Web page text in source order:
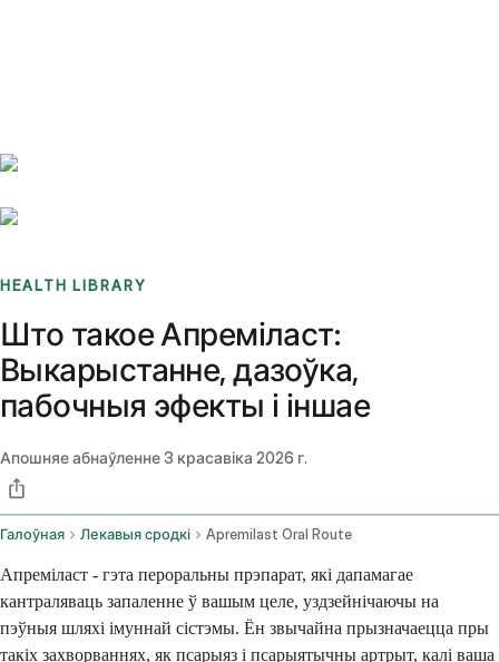
HEALTH LIBRARY
Што такое Апреміласт:
Выкарыстанне, дазоўка,
пабочныя эфекты і іншае
Апошняе абнаўленне3 красавіка 2026 г.
Галоўная Лекавыя сродкі Apremilast Oral Route
Апреміласт - гэта пероральны прэпарат, які дапамагае
кантраляваць запаленне ў вашым целе, уздзейнічаючы на
пэўныя шляхі імуннай сістэмы. Ён звычайна прызначаецца пры
такіх захворваннях, як псарыяз і псарыятычны артрыт, калі ваша